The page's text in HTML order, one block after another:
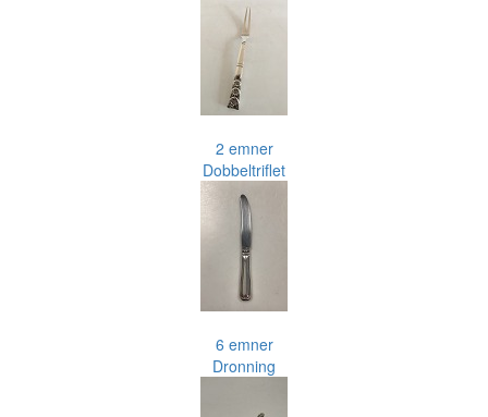
2 emner
Dobbeltriflet
6 emner
Dronning